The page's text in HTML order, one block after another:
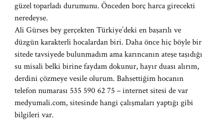
güzel toparladı durumunu. Önceden borç harca girecekti
neredeyse.
Ali Gürses bey gerçekten Türkiye’deki en başarılı ve
düzgün karakterli hocalardan biri. Daha önce hiç böyle bir
sitede tavsiyede bulunmadım ama karıncanın ateşe taşıdığı
su misali belki birine faydam dokunur, hayır duası alırım,
derdini çözmeye vesile olurum. Bahsettiğim hocanın
telefon numarası 535 590 62 75 – internet sitesi de var
medyumali.com, sitesinde hangi çalışmaları yaptığı gibi
bilgileri var.